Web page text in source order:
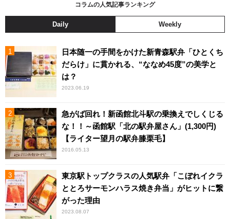
コラムの人気記事ランキング
Daily Weekly
日本随一の手間をかけた新青森駅弁「ひとくち
だらけ」に貫かれる、“ななめ45度”の美学と
は？
2023.06.19
急がば回れ！新函館北斗駅の乗換えでしくじる
な！！～函館駅「北の駅弁屋さん」(1,300円)
【ライター望月の駅弁膝栗毛】
2016.05.13
東京駅トップクラスの人気駅弁「こぼれイクラ
ととろサーモンハラス焼き弁当」がヒットに繋
がった理由
2023.08.07